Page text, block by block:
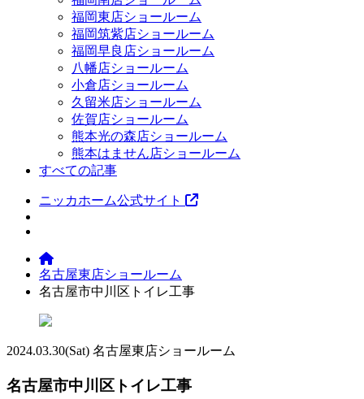
福岡東店ショールーム
福岡筑紫店ショールーム
福岡早良店ショールーム
八幡店ショールーム
小倉店ショールーム
久留米店ショールーム
佐賀店ショールーム
熊本光の森店ショールーム
熊本はません店ショールーム
すべての記事
ニッカホーム公式サイト
名古屋東店ショールーム
名古屋市中川区トイレ工事
2024.03.30(Sat) 名古屋東店ショールーム
名古屋市中川区トイレ工事